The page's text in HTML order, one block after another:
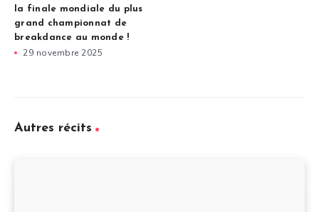
la finale mondiale du plus
grand championnat de
breakdance au monde !
29 novembre 2025
Autres récits